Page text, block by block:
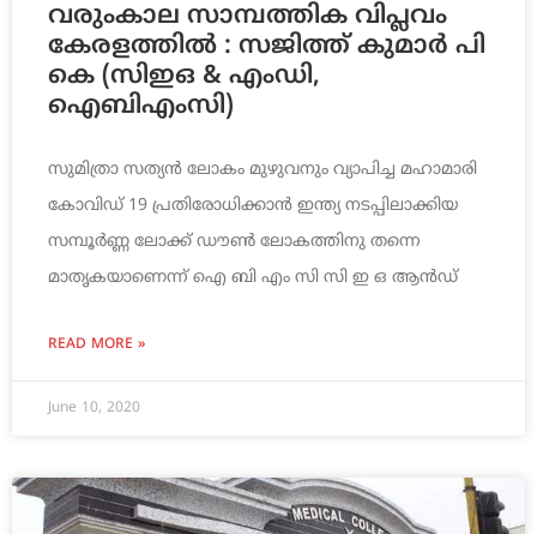
വരുംകാല സാമ്പത്തിക വിപ്ലവം
കേരളത്തിൽ : സജിത്ത് കുമാർ പി
കെ (സിഇഒ & എംഡി,
ഐബിഎംസി)
സുമിത്രാ സത്യൻ ലോകം മുഴുവനും വ്യാപിച്ച മഹാമാരി
കോവിഡ് 19 പ്രതിരോധിക്കാൻ ഇന്ത്യ നടപ്പിലാക്കിയ
സമ്പൂർണ്ണ ലോക്ക്‌ ഡൗൺ ലോകത്തിനു തന്നെ
മാതൃകയാണെന്ന് ഐ ബി എം സി സി ഇ ഒ ആൻഡ്
READ MORE »
June 10, 2020